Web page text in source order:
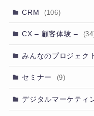
CRM (106)
CX – 顧客体験 –
みんなのプロジェク
セミナー (9)
デジタルマーケティ